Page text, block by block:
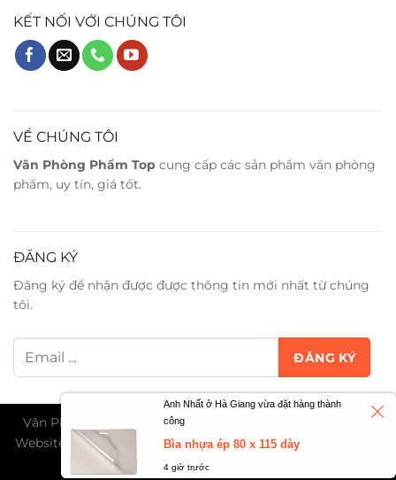
KẾT NỐI VỚI CHÚNG TÔI
VỀ CHÚNG TÔI
Văn Phòng Phẩm Top cung cấp các sản phẩm văn phòng
phẩm, uy tín, giá tốt.
ĐĂNG KÝ
Đăng ký để nhận được được thông tin mới nhất từ chúng
tôi.
Văn Phòng Phẩm Trân Phát ©2026. All Rights Reserved -
Website đang trong giai đoạn thử nghiệm và chờ cấp phép
TMĐT...
Anh Nhất ở Hà Giang vừa đặt hàng thành
công
Bìa nhựa ép 80 x 115 dày
4 giờ trước